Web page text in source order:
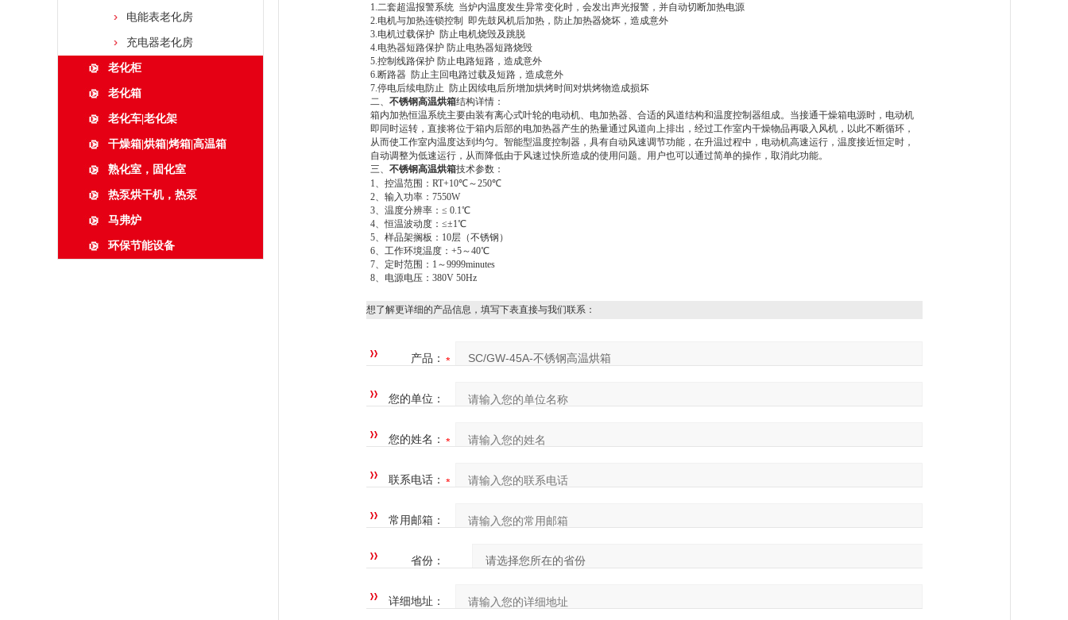
电能表老化房
充电器老化房
老化柜
老化箱
老化车|老化架
干燥箱|烘箱|烤箱|高温箱
熟化室，固化室
热泵烘干机，热泵
马弗炉
环保节能设备
1.二套超温报警系统 当炉内温度发生异常变化时，会发出声光报警，并自动切断加热电源
2.电机与加热连锁控制 即先鼓风机后加热，防止加热器烧坏，造成意外
3.电机过载保护 防止电机烧毁及跳脱
4.电热器短路保护 防止电热器短路烧毁
5.控制线路保护 防止电路短路，造成意外
6.断路器 防止主回电路过载及短路，造成意外
7.停电后续电防止 防止因续电后所增加烘烤时间对烘烤物造成损坏
二、 不锈钢高温烘箱结构详情：
箱内加热恒温系统主要由装有离心式叶轮的电动机、电加热器、合适的风道结构和温度控制器组成。当接通干燥箱电源时，电动机
即同时运转，直接将位于箱内后部的电加热器产生的热量通过风道向上排出，经过工作室内干燥物品再吸入风机，以此不断循环，
从而使工作室内温度达到均匀。智能型温度控制器，具有自动风速调节功能，在升温过程中，电动机高速运行，温度接近恒定时，
自动调整为低速运行，从而降低由于风速过快所造成的使用问题。用户也可以通过简单的操作，取消此功能。
三、 不锈钢高温烘箱技术参数：
1、控温范围：RT+10℃～250℃
2、输入功率：7550W
3、温度分辨率：≤ 0.1℃
4、恒温波动度：≤±1℃
5、样品架搁板：10层（不锈钢）
6、工作环境温度：+5～40℃
7、定时范围：1～9999minutes
8、电源电压：380V 50Hz
想了解更详细的产品信息，填写下表直接与我们联系：
产品：
您的单位：
您的姓名：
联系电话：
常用邮箱：
省份：
详细地址：